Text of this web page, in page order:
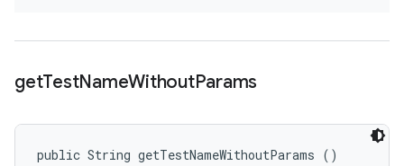
getTestNameWithoutParams
public String getTestNameWithoutParams ()